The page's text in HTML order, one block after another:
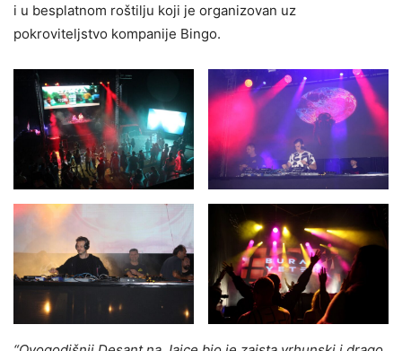
i u besplatnom roštilju koji je organizovan uz
pokroviteljstvo kompanije Bingo.